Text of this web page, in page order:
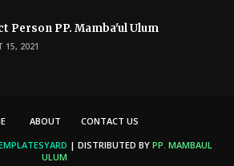
Person PP. Mamba'ul Ulum
15, 2021
ABOUT
CONTACT US
| DISTRIBUTED BY PP. MAMBAUL
ULUM